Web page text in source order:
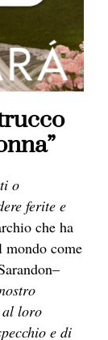
o
ferite e
che ha
mondo come
al loro
e di